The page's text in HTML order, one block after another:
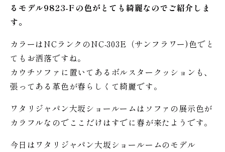
るモデル9823-Fの色がとても綺麗なのでご紹介しま
す。
カラーはNCランクのNC-303E（サンフラワー)色でと
てもお洒落ですね。
カウチソファに置いてあるボルスタークッションも、
張ってある革色が春らしくて綺麗です。
ワタリジャパン大坂ショールームはソファの展示色が
カラフルなのでここだけはすでに春が来たようです。
今日はワタリジャパン大坂ショールームのモデル